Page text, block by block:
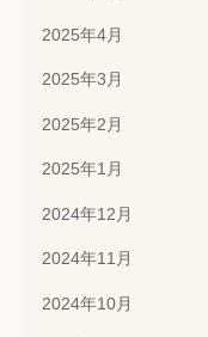
2025年4月
2025年3月
2025年2月
2025年1月
2024年12月
2024年11月
2024年10月